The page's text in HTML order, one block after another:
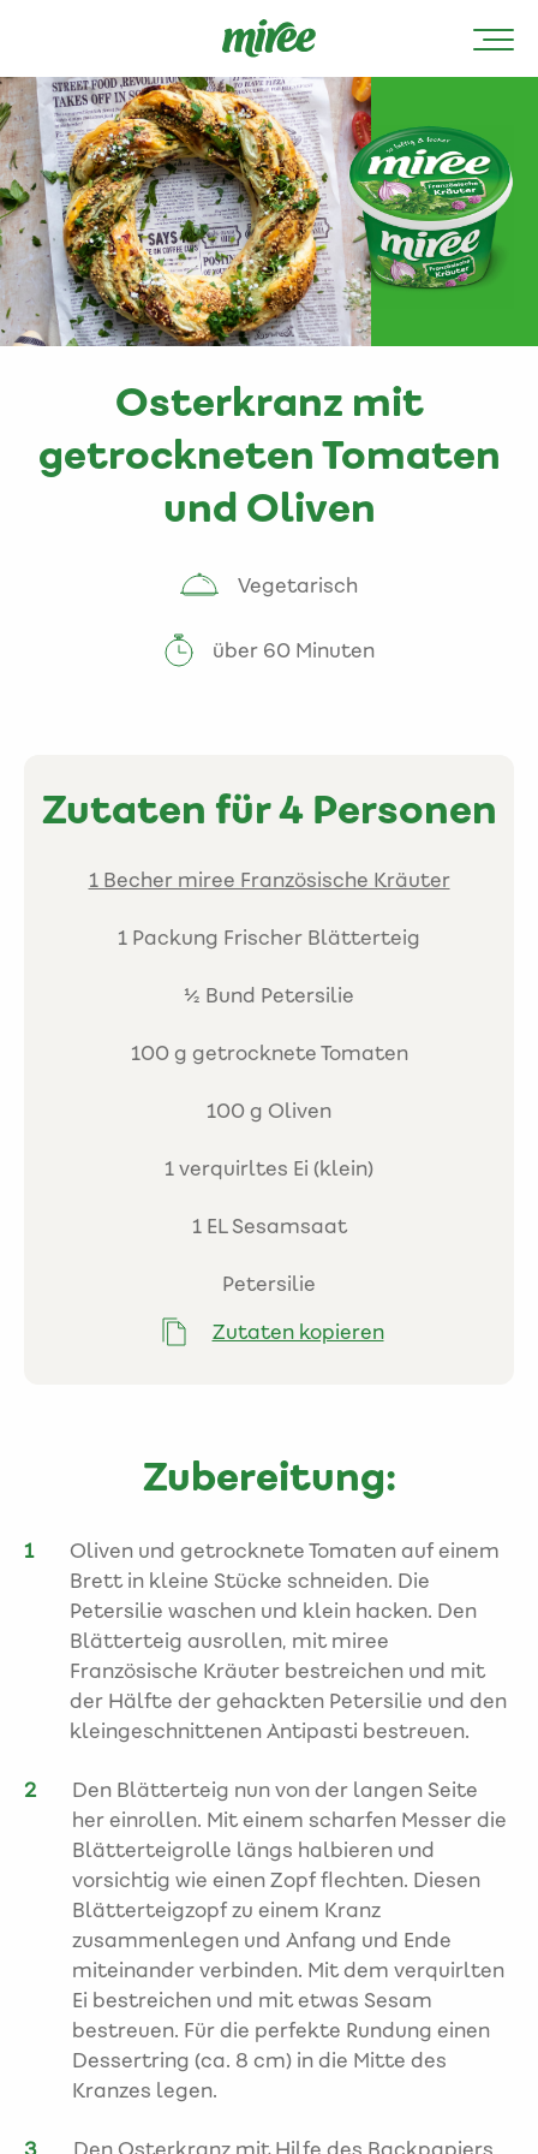
Osterkranz mit
getrockneten Tomaten
und Oliven
Vegetarisch
über 60 Minuten
Zutaten für 4 Personen
1 Becher miree Französische Kräuter
1 Packung Frischer Blätterteig
½ Bund Petersilie
100 g getrocknete Tomaten
100 g Oliven
1 verquirltes Ei (klein)
1 EL Sesamsaat
Petersilie
Zutaten kopieren
Zubereitung:
Oliven und getrocknete Tomaten auf einem
Brett in kleine Stücke schneiden. Die
Petersilie waschen und klein hacken. Den
Blätterteig ausrollen, mit miree
Französische Kräuter bestreichen und mit
der Hälfte der gehackten Petersilie und den
kleingeschnittenen Antipasti bestreuen.
Den Blätterteig nun von der langen Seite
her einrollen. Mit einem scharfen Messer die
Blätterteigrolle längs halbieren und
vorsichtig wie einen Zopf flechten. Diesen
Blätterteigzopf zu einem Kranz
zusammenlegen und Anfang und Ende
miteinander verbinden. Mit dem verquirlten
Ei bestreichen und mit etwas Sesam
bestreuen. Für die perfekte Rundung einen
Dessertring (ca. 8 cm) in die Mitte des
Kranzes legen.